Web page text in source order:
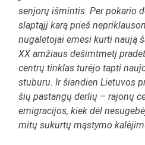
senjorų išmintis. Per pokario
slaptąjį karą prieš
nugalėtojai ėmėsi kurti naują
XX amžiaus dešimtmetį
centrų tinklas turėjo tapti
stuburu. Ir šiandien Lietuvos
šių pastangų derlių – rajonų
emigracijos, kiek dėl
mitų sukurtų mąstymo